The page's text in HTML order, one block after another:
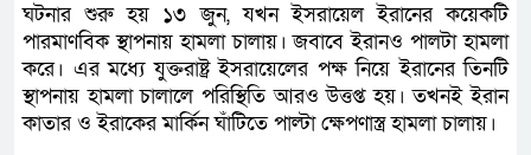
ঘটনার শুরু হয় ১৩ জুন, যখন ইসরায়েল ইরানের কয়েকটি
পারমাণবিক স্থাপনায় হামলা চালায়। জবাবে ইরানও পালটা হামলা
করে। এর মধ্যে যুক্তরাষ্ট্র ইসরায়েলের পক্ষ নিয়ে ইরানের তিনটি
স্থাপনায় হামলা চালালে পরিস্থিতি আরও উত্তপ্ত হয়। তখনই ইরান
কাতার ও ইরাকের মার্কিন ঘাঁটিতে পাল্টা ক্ষেপণাস্ত্র হামলা চালায়।